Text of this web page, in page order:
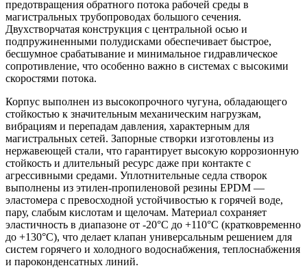
предотвращения обратного потока рабочей среды в
магистральных трубопроводах большого сечения.
Двухстворчатая конструкция с центральной осью и
подпружиненными полудисками обеспечивает быстрое,
бесшумное срабатывание и минимальное гидравлическое
сопротивление, что особенно важно в системах с высокими
скоростями потока.
Корпус выполнен из высокопрочного чугуна, обладающего
стойкостью к значительным механическим нагрузкам,
вибрациям и перепадам давления, характерным для
магистральных сетей. Запорные створки изготовлены из
нержавеющей стали, что гарантирует высокую коррозионную
стойкость и длительный ресурс даже при контакте с
агрессивными средами. Уплотнительные седла створок
выполнены из этилен-пропиленовой резины EPDM —
эластомера с превосходной устойчивостью к горячей воде,
пару, слабым кислотам и щелочам. Материал сохраняет
эластичность в диапазоне от -20°C до +110°C (кратковременно
до +130°C), что делает клапан универсальным решением для
систем горячего и холодного водоснабжения, теплоснабжения
и пароконденсатных линий.